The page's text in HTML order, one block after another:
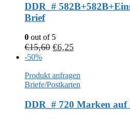
DDR_#
Brief
0 out of 5
€15,60 €6,25
-50%
Produkt anfragen
Briefe/Postkarten
DDR_# 720 Marken auf